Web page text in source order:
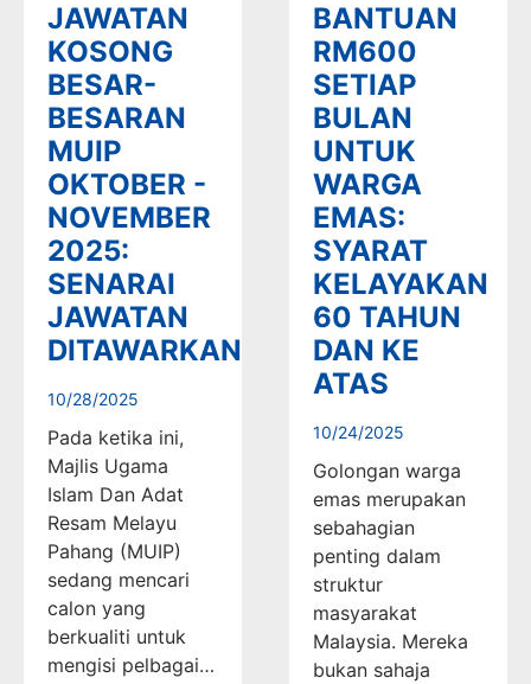
JAWATAN
KOSONG
BESAR-
BESARAN
MUIP
OKTOBER -
NOVEMBER
2025:
SENARAI
JAWATAN
DITAWARKAN
10/28/2025
Pada ketika ini,
Majlis Ugama
Islam Dan Adat
Resam Melayu
Pahang (MUIP)
sedang mencari
calon yang
berkualiti untuk
mengisi pelbagai…
BANTUAN
RM600
SETIAP
BULAN
UNTUK
WARGA
EMAS:
SYARAT
KELAYAKAN
60 TAHUN
DAN KE
ATAS
10/24/2025
Golongan warga
emas merupakan
sebahagian
penting dalam
struktur
masyarakat
Malaysia. Mereka
bukan sahaja